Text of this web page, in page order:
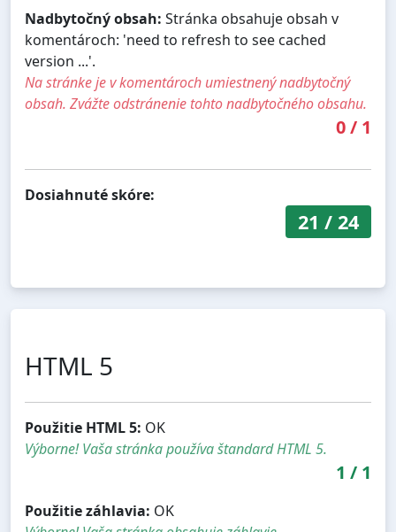
Nadbytočný obsah: Stránka obsahuje obsah v
komentároch: 'need to refresh to see cached
version ...'.
Na stránke je v komentároch umiestnený nadbytočný
obsah. Zvážte odstránenie tohto nadbytočného obsahu.
0/ 1
Dosiahnuté skóre:
21 / 24
HTML 5
Použitie HTML 5: OK
Výborne! Vaša stránka používa štandard HTML 5.
1 / 1
Použitie záhlavia: OK